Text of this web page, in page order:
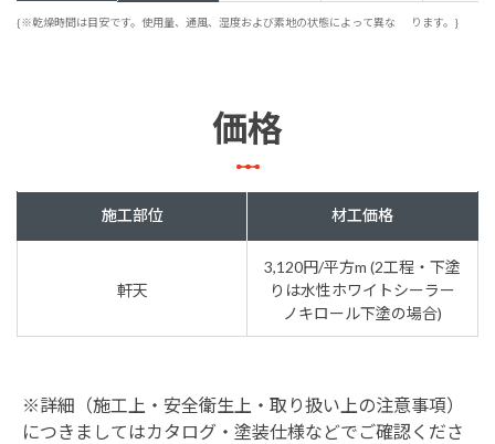
{※乾燥時間は目安です。使用量、通風、湿度および素地の状態によって異な ります。}
価格
施工部位 材工価格
軒天
3,120円/平方m (2工程・下塗
りは水性ホワイトシーラー
ノキロール下塗の場合)
※詳細（施工上・安全衛生上・取り扱い上の注意事項）
につきましてはカタログ・塗装仕様などでご確認くださ